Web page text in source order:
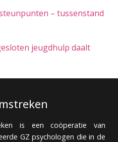
– tussenstand
jeugdhulp daalt
is een coöperatie van
GZ psychologen die in de